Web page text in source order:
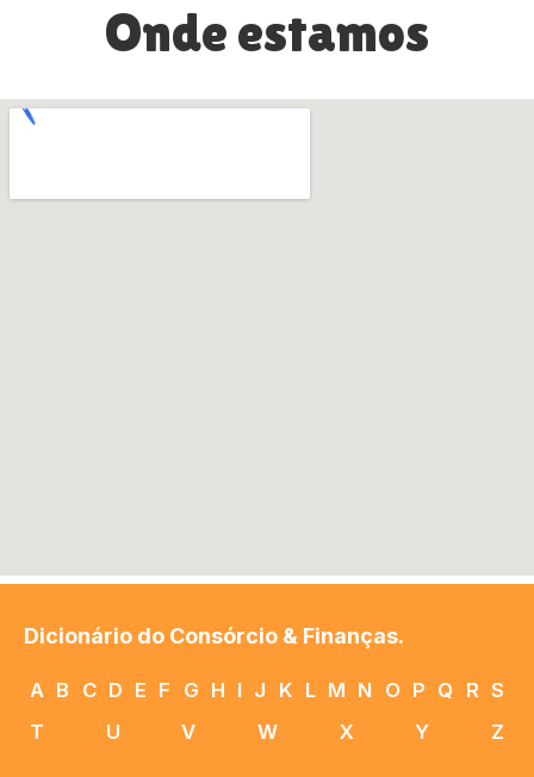
Onde estamos
Dicionário do Consórcio & Finanças.
A B C D E F G H I J K L M N O P Q R S
T
U V W X Y Z